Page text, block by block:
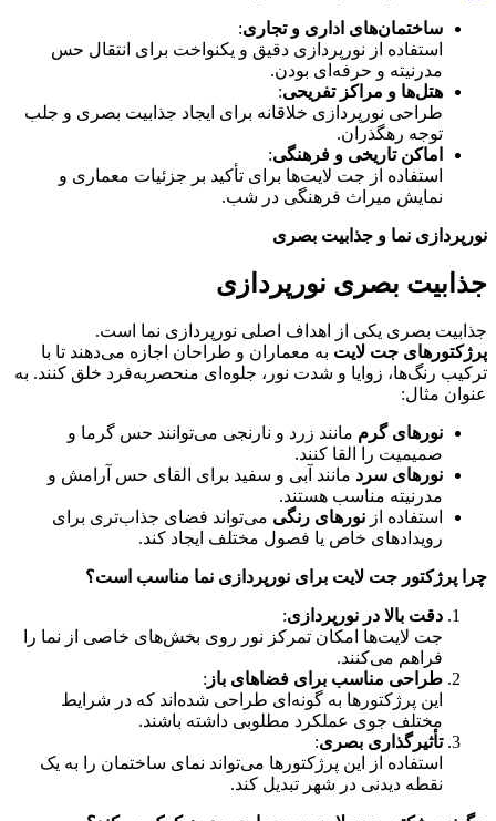
ساختمان‌های اداری و تجاری:
استفاده از نورپردازی دقیق و یکنواخت برای انتقال حس
مدرنیته و حرفه‌ای بودن.
هتل‌ها و مراکز تفریحی:
طراحی نورپردازی خلاقانه برای ایجاد جذابیت بصری و جلب
توجه رهگذران.
اماکن تاریخی و فرهنگی:
استفاده از جت لایت‌ها برای تأکید بر جزئیات معماری و
نمایش میراث فرهنگی در شب.
نورپردازی نما و جذابیت بصری
جذابیت بصری نورپردازی
جذابیت بصری یکی از اهداف اصلی نورپردازی نما است.
پرژکتورهای جت لایت به معماران و طراحان اجازه می‌دهند تا با
ترکیب رنگ‌ها، زوایا و شدت نور، جلوه‌ای منحصربه‌فرد خلق کنند. به
عنوان مثال:
نورهای گرم مانند زرد و نارنجی می‌توانند حس گرما و
صمیمیت را القا کنند.
نورهای سرد مانند آبی و سفید برای القای حس آرامش و
مدرنیته مناسب هستند.
استفاده از نورهای رنگی می‌تواند فضای جذاب‌تری برای
رویدادهای خاص یا فصول مختلف ایجاد کند.
چرا پرژکتور جت لایت برای نورپردازی نما مناسب است؟
دقت بالا در نورپردازی:
جت لایت‌ها امکان تمرکز نور روی بخش‌های خاصی از نما را
فراهم می‌کنند.
طراحی مناسب برای فضاهای باز :
این پرژکتورها به گونه‌ای طراحی شده‌اند که در شرایط
مختلف جوی عملکرد مطلوبی داشته باشند.
تأثیرگذاری بصری:
استفاده از این پرژکتورها می‌تواند نمای ساختمان را به یک
نقطه دیدنی در شهر تبدیل کند.